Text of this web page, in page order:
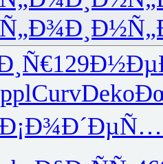
129
CurvDeko
Ð¡Ð¾Ð´Ðµ